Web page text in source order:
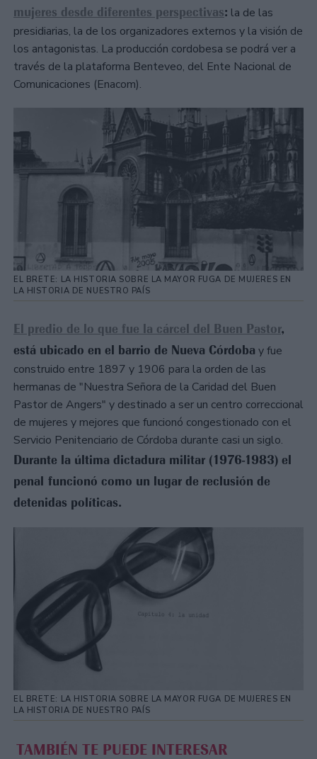
mujeres desde diferentes perspectivas: la de las
presidiarias, la de los organizadores externos y la visión de
los antagonistas. La producción cordobesa se podrá ver a
través de la plataforma Benteveo, del Ente Nacional de
Comunicaciones (Enacom).
EL BRETE: LA HISTORIA SOBRE LA MAYOR FUGA DE MUJERES EN
LA HISTORIA DE NUESTRO PAÍS
El predio de lo que fue la cárcel del Buen Pastor,
está ubicado en el barrio de Nueva Córdoba y fue
construido entre 1897 y 1906 para la orden de las
hermanas de "Nuestra Señora de la Caridad del Buen
Pastor de Angers" y destinado a ser un centro correccional
de mujeres y mejores que funcionó congestionado con el
Servicio Penitenciario de Córdoba durante casi un siglo.
Durante la última dictadura militar (1976-1983) el
penal funcionó como un lugar de reclusión de
detenidas políticas.
EL BRETE: LA HISTORIA SOBRE LA MAYOR FUGA DE MUJERES EN
LA HISTORIA DE NUESTRO PAÍS
TAMBIÉN TE PUEDE INTERESAR